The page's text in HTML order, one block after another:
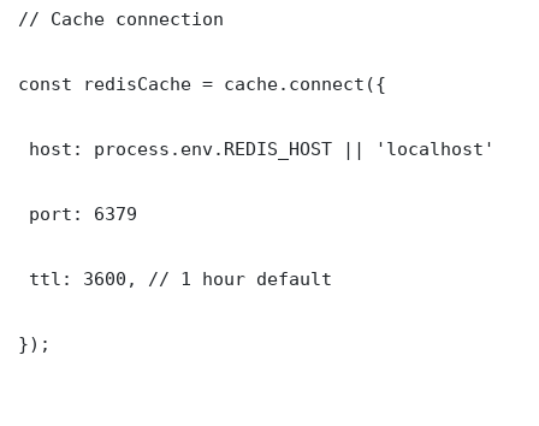
// Cache connection
const redisCache = cache.connect({
host: process.env.REDIS_HOST || 'localhost'
port: 6379
ttl: 3600, // 1 hour default
});